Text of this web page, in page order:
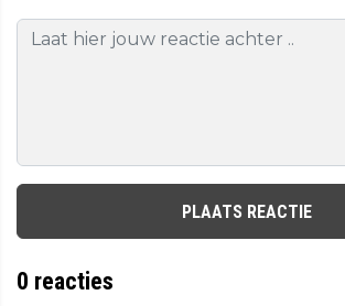
PLAATS REACTIE
0 reacties